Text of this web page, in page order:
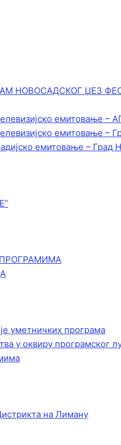
НОВОСАДСКОГ ЏЕЗ
емитовање –
емитовање –
емитовање – Град
уметничких програма
у оквиру програмског
на Лиману